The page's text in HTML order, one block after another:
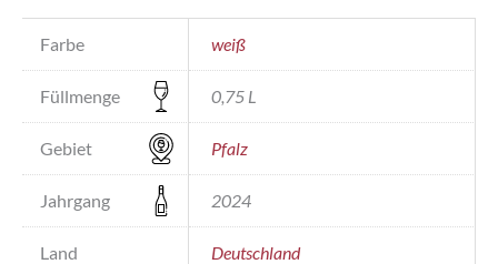
Farbe weiß
Füllmenge 0,75 L
Gebiet Pfalz
Jahrgang 2024
Land Deutschland